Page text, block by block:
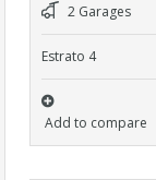
2 Garages
Estrato 4
Add to compare